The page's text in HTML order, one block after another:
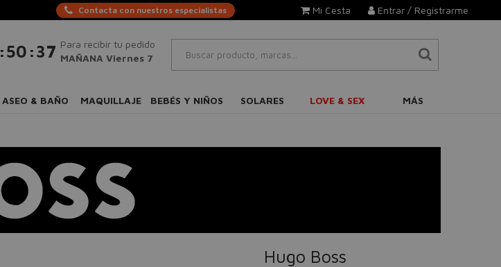
Contacta con nuestros especialistas Entrar / Registrarme
Mi Cesta
:50 :36 Para recibir tu pedido
MAÑANA Viernes 7
ASEO & BAÑO MAQUILLAJE BEBÉS Y NIÑOS SOLARES LOVE & SEX MÁS
Hugo Boss